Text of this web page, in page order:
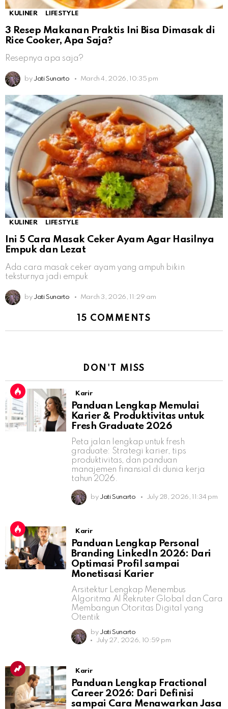
KULINER LIFESTYLE
3 Resep Makanan Praktis Ini Bisa Dimasak di
Rice Cooker, Apa Saja?
Resepnya apa saja?
by Jati Sunarto March 4, 2026, 10:35 pm
KULINER LIFESTYLE
Ini 5 Cara Masak Ceker Ayam Agar Hasilnya
Empuk dan Lezat
Ada cara masak ceker ayam yang ampuh bikin
teksturnya jadi empuk
by Jati Sunarto March 3, 2026, 11:29 am
15 COMMENTS
DON'T MISS
Karir
Panduan Lengkap Memulai
Karier & Produktivitas untuk
Fresh Graduate 2026
Peta jalan lengkap untuk fresh
graduate: Strategi karier, tips
produktivitas, dan panduan
manajemen finansial di dunia kerja
tahun 2026.
by Jati Sunarto July 28, 2026, 11:34 pm
Karir
Panduan Lengkap Personal
Branding LinkedIn 2026: Dari
Optimasi Profil sampai
Monetisasi Karier
Arsitektur Lengkap Menembus
Algoritma AI Rekruter Global dan Cara
Membangun Otoritas Digital yang
Otentik
by Jati Sunarto
July 27, 2026, 10:59 pm
Karir
Panduan Lengkap Fractional
Career 2026: Dari Definisi
sampai Cara Menawarkan Jasa